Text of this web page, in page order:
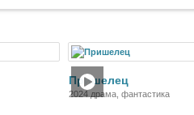
Пришелец
2024 драма, фантастика